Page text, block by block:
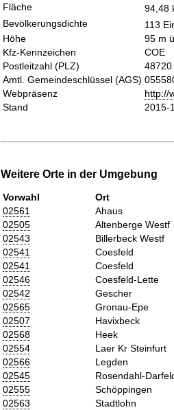
Fläche
94,48
Bevölkerungsdichte
113
Höhe
95 m
Kfz-Kennzeichen
COE
Postleitzahl (PLZ)
48720
Amtl. Gemeindeschlüssel (AGS)
Webpräsenz
http://
Stand
2015-
Weitere Orte in der Umgebung
Vorwahl
Ort
02561
Ahaus
02505
Altenberge Westf
02543
Billerbeck Westf
02541
Coesfeld
02541
Coesfeld
02546
Coesfeld-Lette
02542
Gescher
02565
Gronau-Epe
02507
Havixbeck
02568
Heek
02554
Laer Kr Steinfurt
02566
Legden
02545
Rosendahl-
02555
Schöppingen
02563
Stadtlohn